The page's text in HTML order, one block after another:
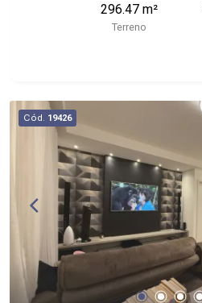
296.47 m²
Terreno
Cód. 19426